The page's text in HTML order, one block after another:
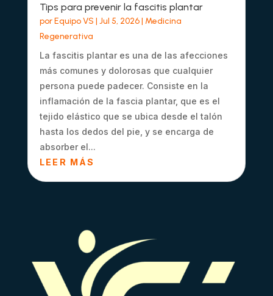
Tips para prevenir la fascitis plantar
porEquipo VS | Jul 5, 2026| Medicina
Regenerativa
La fascitis plantar es una de las afecciones
más comunes y dolorosas que cualquier
persona puede padecer. Consiste en la
inflamación de la fascia plantar, que es el
tejido elástico que se ubica desde el talón
hasta los dedos del pie, y se encarga de
absorber el...
LEER MÁS